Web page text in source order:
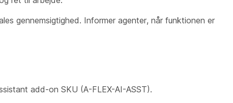
gennemsigtighed. Informer agenter, når funktionen er
add-on SKU (A-FLEX-AI-ASST).